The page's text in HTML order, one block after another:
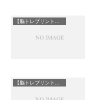
【脳トレプリント】ひらがな並び替え